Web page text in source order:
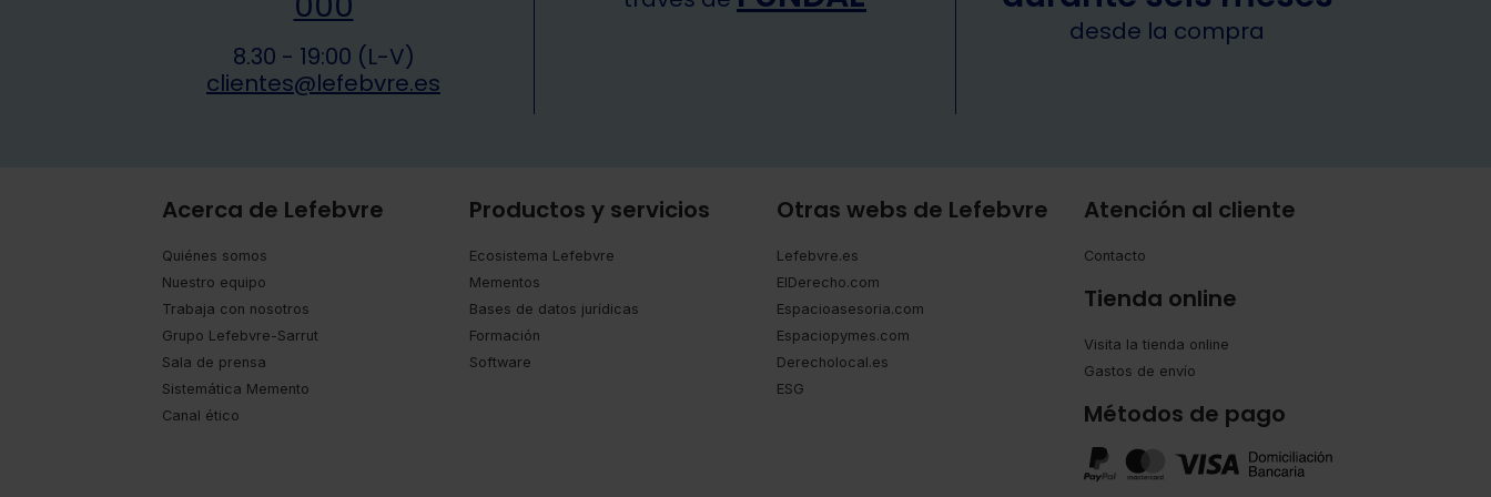
8.30 - 19:00 (L-V)
clientes@lefebvre.es
desde la compra
Acerca de Lefebvre
Quiénes somos
Nuestro equipo
Trabaja con nosotros
Grupo Lefebvre-Sarrut
Sala de prensa
Sistemática Memento
Canal ético
Productos y servicios
Ecosistema Lefebvre
Mementos
Bases de datos jurídicas
Formación
Software
Otras webs de Lefebvre
Lefebvre.es
ElDerecho.com
Espacioasesoria.com
Espaciopymes.com
Derecholocal.es
ESG
Atención al cliente
Contacto
Tienda online
Visita la tienda online
Gastos de envío
Métodos de pago